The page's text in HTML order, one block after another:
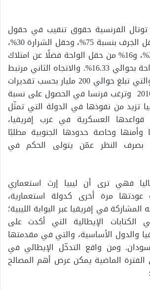
الفرنسية حقوق تنقيب في حقول
بجنوب ليبيا، مثل حقل الجرف بنسبة 75%، وحقل الشرارة 30%،
وحقل قاع مرزق 24%، و16% من حقل الواحة فضلًا عن امتلاك
حصة من شركة الواحة بحوالي 16.33%. والاتجاه الثاني مرتبط
بإعادة إعمار ليبيا، والتي تبلغ حوالي 200 مليار بحسب تقديرات
البنك الدولي في 2016 وترغب فرنسا في الحصول على نسبة
تزيد من نفوذها في الدولة التي تمثّل
قواعدها العسكرية في غرب إفريقيا،
وأمنها وخاصة حدودها الجنوبية مطلبًا
بصرف النظر عمّن يتولى الحكم في
فهي ترى أن ليبيا إرث استعماري
مرة أخرى كدولة استعمارية،
في إفريقيا عبر البوابة الليبية؛
الإيطالية التي أكدت على
والدول الأساسية، والتي في مقدمتها
ومن واقع التدخّل الإيطالي في
الفترة الماضية يمكن عرض أهم المصالح